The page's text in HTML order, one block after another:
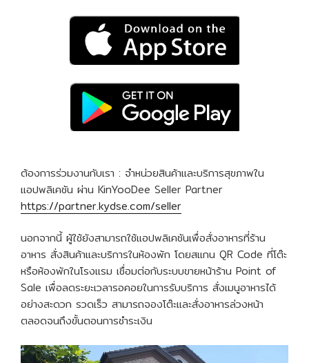
ต้องการร่วมงานกับเรา : จำหน่วยสินค้าและบริการสุขภาพใน
แอปพลิเคชัน ผ่าน KinYooDee Seller Partner
https://partner.kydse.com/seller
นอกจากนี้ ผู้ใช้ยังสามารถใช้แอปพลิเคชันเพื่อสั่งอาหารที่ร้าน
อาหาร สั่งสินค้าและบริการในห้องพัก โดยสแกน QR Code ที่โต๊ะ
หรือห้องพักในโรงแรม เชื่อมต่อกับระบบขายหน้าร้าน Point of
Sale เพื่อลดระยะเวลารอคอยในการรับบริการ สั่งเมนูอาหารได้
อย่างสะดวก รวดเร็ว สามารถจองโต๊ะและสั่งอาหารล่วงหน้า
ตลอดจนถึงขั้นตอนการชำระเงิน